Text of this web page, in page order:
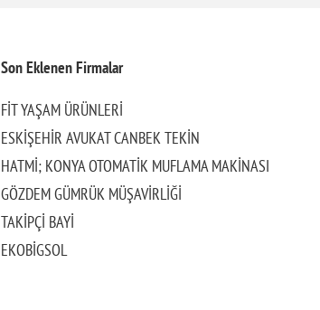
Son Eklenen Firmalar
FİT YAŞAM ÜRÜNLERİ
ESKİŞEHİR AVUKAT CANBEK TEKİN
HATMİ; KONYA OTOMATİK MUFLAMA MAKİNASI
GÖZDEM GÜMRÜK MÜŞAVİRLİĞİ
TAKİPÇİ BAYİ
EKOBİGSOL